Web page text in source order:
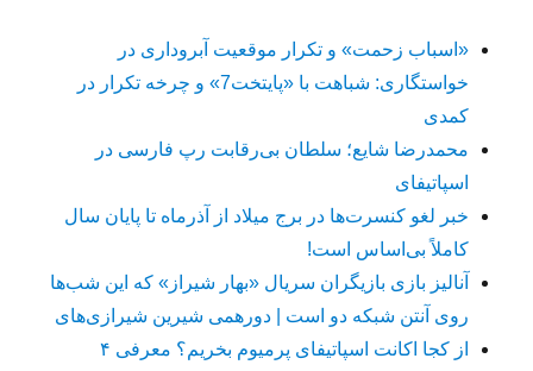
«اسباب زحمت» و تکرار موقعیت آبروداری در
خواستگاری: شباهت با «پایتخت7» و چرخه تکرار در
کمدی
محمدرضا شایع؛ سلطان بی‌رقابت رپ فارسی در
اسپاتیفای
خبر لغو کنسرت‌ها در برج میلاد از آذرماه تا پایان سال
کاملاً بی‌اساس است!
آنالیز بازی بازیگران سریال «بهار شیراز» که این شب‌ها
روی آنتن شبکه دو است | دورهمی شیرین شیرازی‌های
از کجا اکانت اسپاتیفای پرمیوم بخریم؟ معرفی ۴